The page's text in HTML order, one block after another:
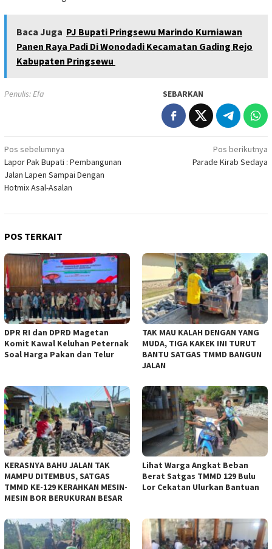
Baca Juga PJ Bupati Pringsewu Marindo Kurniawan
Panen Raya Padi Di Wonodadi Kecamatan Gading Rejo
Kabupaten Pringsewu
Penulis: Efa SEBARKAN
Navigasi
pos
Pos sebelumnya
Lapor Pak Bupati : Pembangunan
Jalan Lapen Sampai Dengan
Hotmix Asal-Asalan
Pos berikutnya
Parade Kirab Sedaya
POS TERKAIT
DPR RI dan DPRD Magetan
Komit Kawal Keluhan Peternak
Soal Harga Pakan dan Telur
TAK MAU KALAH DENGAN YANG
MUDA, TIGA KAKEK INI TURUT
BANTU SATGAS TMMD BANGUN
JALAN
KERASNYA BAHU JALAN TAK
MAMPU DITEMBUS, SATGAS
TMMD KE-129 KERAHKAN MESIN-
MESIN BOR BERUKURAN BESAR
Lihat Warga Angkat Beban
Berat Satgas TMMD 129 Bulu
Lor Cekatan Ulurkan Bantuan